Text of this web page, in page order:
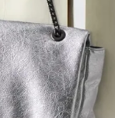
MUSTANG PÁNSKÉ
RUKÁVEM
399 Kč